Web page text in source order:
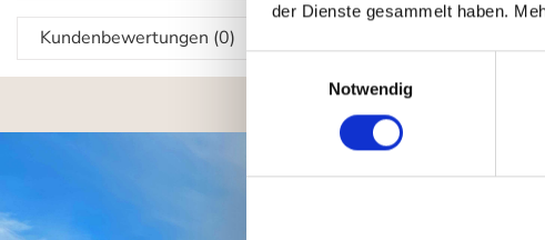
der Dienste gesammelt haben.
Notwendig
Kundenbewertungen (0)